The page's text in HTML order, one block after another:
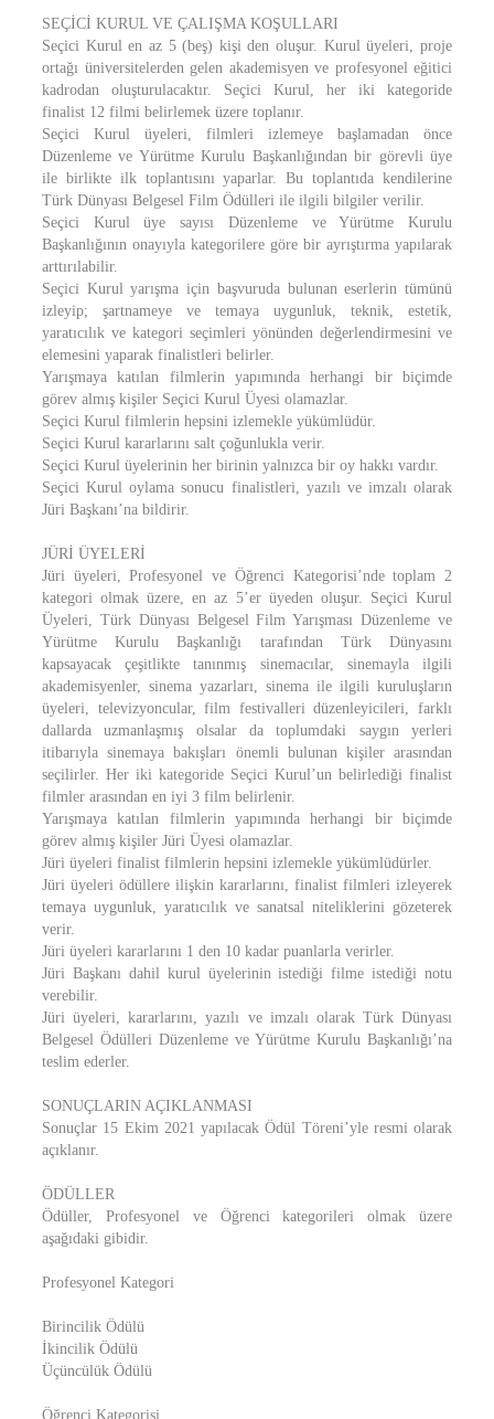
SEÇİCİ KURUL VE ÇALIŞMA KOŞULLARI
Seçici Kurul en az 5 (beş) kişi den oluşur. Kurul üyeleri, proje
ortağı üniversitelerden gelen akademisyen ve profesyonel eğitici
kadrodan oluşturulacaktır. Seçici Kurul, her iki kategoride
finalist 12 filmi belirlemek üzere toplanır.
Seçici Kurul üyeleri, filmleri izlemeye başlamadan önce
Düzenleme ve Yürütme Kurulu Başkanlığından bir görevli üye
ile birlikte ilk toplantısını yaparlar. Bu toplantıda kendilerine
Türk Dünyası Belgesel Film Ödülleri ile ilgili bilgiler verilir.
Seçici Kurul üye sayısı Düzenleme ve Yürütme Kurulu
Başkanlığının onayıyla kategorilere göre bir ayrıştırma yapılarak
arttırılabilir.
Seçici Kurul yarışma için başvuruda bulunan eserlerin tümünü
izleyip; şartnameye ve temaya uygunluk, teknik, estetik,
yaratıcılık ve kategori seçimleri yönünden değerlendirmesini ve
elemesini yaparak finalistleri belirler.
Yarışmaya katılan filmlerin yapımında herhangi bir biçimde
görev almış kişiler Seçici Kurul Üyesi olamazlar.
Seçici Kurul filmlerin hepsini izlemekle yükümlüdür.
Seçici Kurul kararlarını salt çoğunlukla verir.
Seçici Kurul üyelerinin her birinin yalnızca bir oy hakkı vardır.
Seçici Kurul oylama sonucu finalistleri, yazılı ve imzalı olarak
Jüri Başkanı’na bildirir.
JÜRİ ÜYELERİ
Jüri üyeleri, Profesyonel ve Öğrenci Kategorisi’nde toplam 2
kategori olmak üzere, en az 5’er üyeden oluşur. Seçici Kurul
Üyeleri, Türk Dünyası Belgesel Film Yarışması Düzenleme ve
Yürütme Kurulu Başkanlığı tarafından Türk Dünyasını
kapsayacak çeşitlikte tanınmış sinemacılar, sinemayla ilgili
akademisyenler, sinema yazarları, sinema ile ilgili kuruluşların
üyeleri, televizyoncular, film festivalleri düzenleyicileri, farklı
dallarda uzmanlaşmış olsalar da toplumdaki saygın yerleri
itibarıyla sinemaya bakışları önemli bulunan kişiler arasından
seçilirler. Her iki kategoride Seçici Kurul’un belirlediği finalist
filmler arasından en iyi 3 film belirlenir.
Yarışmaya katılan filmlerin yapımında herhangi bir biçimde
görev almış kişiler Jüri Üyesi olamazlar.
Jüri üyeleri finalist filmlerin hepsini izlemekle yükümlüdürler.
Jüri üyeleri ödüllere ilişkin kararlarını, finalist filmleri izleyerek
temaya uygunluk, yaratıcılık ve sanatsal niteliklerini gözeterek
verir.
Jüri üyeleri kararlarını 1 den 10 kadar puanlarla verirler.
Jüri Başkanı dahil kurul üyelerinin istediği filme istediği notu
verebilir.
Jüri üyeleri, kararlarını, yazılı ve imzalı olarak Türk Dünyası
Belgesel Ödülleri Düzenleme ve Yürütme Kurulu Başkanlığı’na
teslim ederler.
SONUÇLARIN AÇIKLANMASI
Sonuçlar 15 Ekim 2021 yapılacak Ödül Töreni’yle resmi olarak
açıklanır.
ÖDÜLLER
Ödüller, Profesyonel ve Öğrenci kategorileri olmak üzere
aşağıdaki gibidir.
Profesyonel Kategori
Birincilik Ödülü
İkincilik Ödülü
Üçüncülük Ödülü
Öğrenci Kategorisi